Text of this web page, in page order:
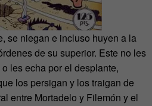
se niegan e incluso huyen a la
de su superior. Este no les
les echa por el desplante,
los persigan y los traigan de
entre Mortadelo y Filemón y el